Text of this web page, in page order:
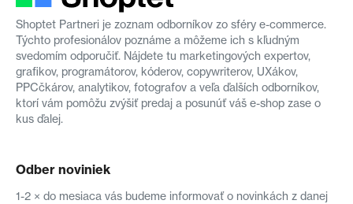
Shoptet Partneri je zoznam odborníkov zo sféry e-commerce.
Týchto profesionálov poznáme a môžeme ich s kľudným
svedomím odporučiť. Nájdete tu marketingových expertov,
grafikov, programátorov, kóderov, copywriterov, UXákov,
PPCčkárov, analytikov, fotografov a veľa ďalších odborníkov,
ktorí vám pomôžu zvýšiť predaj a posunúť váš e-shop zase o
kus ďalej.
Odber noviniek
1-2 × do mesiaca vás budeme informovať o novinkách z danej